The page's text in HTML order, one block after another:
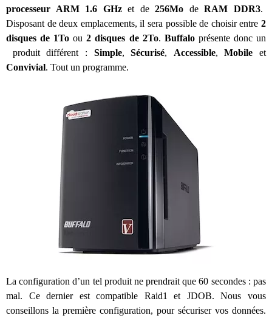
processeur ARM 1.6 GHzet de256Mo deRAM DDR3.
Disposant de deux emplacements, il sera possible de choisir entre 2
disques de 1To ou2 disques de 2To. Buffaloprésente donc un
produit différent : Simple,Sécurisé, Accessible,Mobile et
Convivial. Tout un programme.
La configuration d’un tel produit ne prendrait que 60 secondes : pas
mal. Ce dernier est compatible Raid1 et JDOB. Nous vous
conseillons la première configuration, pour sécuriser vos données.